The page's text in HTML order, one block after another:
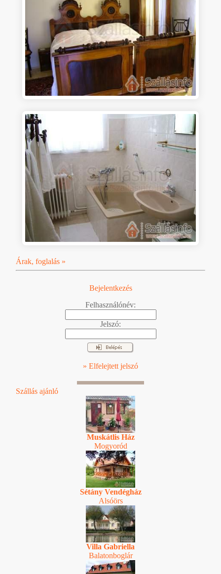
Árak, foglalás »
Bejelentkezés
Felhasználónév:
Jelszó:
» Elfelejtett jelszó
Szállás ajánló
Muskátlis Ház
Mogyoród
Sétány Vendégház
Alsóörs
Villa Gabriella
Balatonboglár